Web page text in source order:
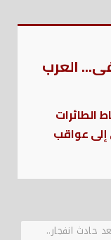
العرب
الطائرات
إلى عواقب
انفجار..